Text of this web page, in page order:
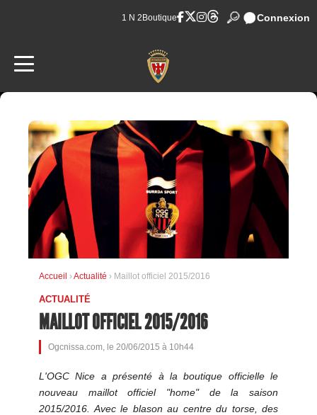
1 N 2 Boutique Connexion
Accueil ›Actualité › Maillot officiel 2015/2016
ACTUALITÉ
MAILLOT OFFICIEL 2015/2016
Ogcnissa.com, le 20/06/2015 à 10h44
L'OGC Nice a présenté à la boutique officielle le
nouveau maillot officiel "home" de la saison
2015/2016. Avec le blason au centre du torse, des